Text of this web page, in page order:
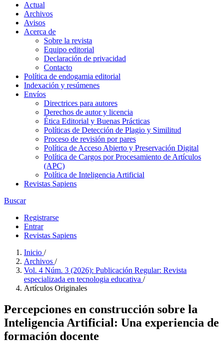
Actual
Archivos
Avisos
Acerca de
Sobre la revista
Equipo editorial
Declaración de privacidad
Contacto
Política de endogamia editorial
Indexación y resúmenes
Envíos
Directrices para autores
Derechos de autor y licencia
Ética Editorial y Buenas Prácticas
Políticas de Detección de Plagio y Similitud
Proceso de revisión por pares
Política de Acceso Abierto y Preservación Digital
Política de Cargos por Procesamiento de Artículos
(APC)
Política de Inteligencia Artificial
Revistas Sapiens
Buscar
Registrarse
Entrar
Revistas Sapiens
Inicio /
Archivos /
Vol. 4 Núm. 3 (2026): Publicación Regular: Revista
especializada en tecnologia educativa /
Artículos Originales
Percepciones en construcción sobre la
Inteligencia Artificial: Una experiencia de
formación docente